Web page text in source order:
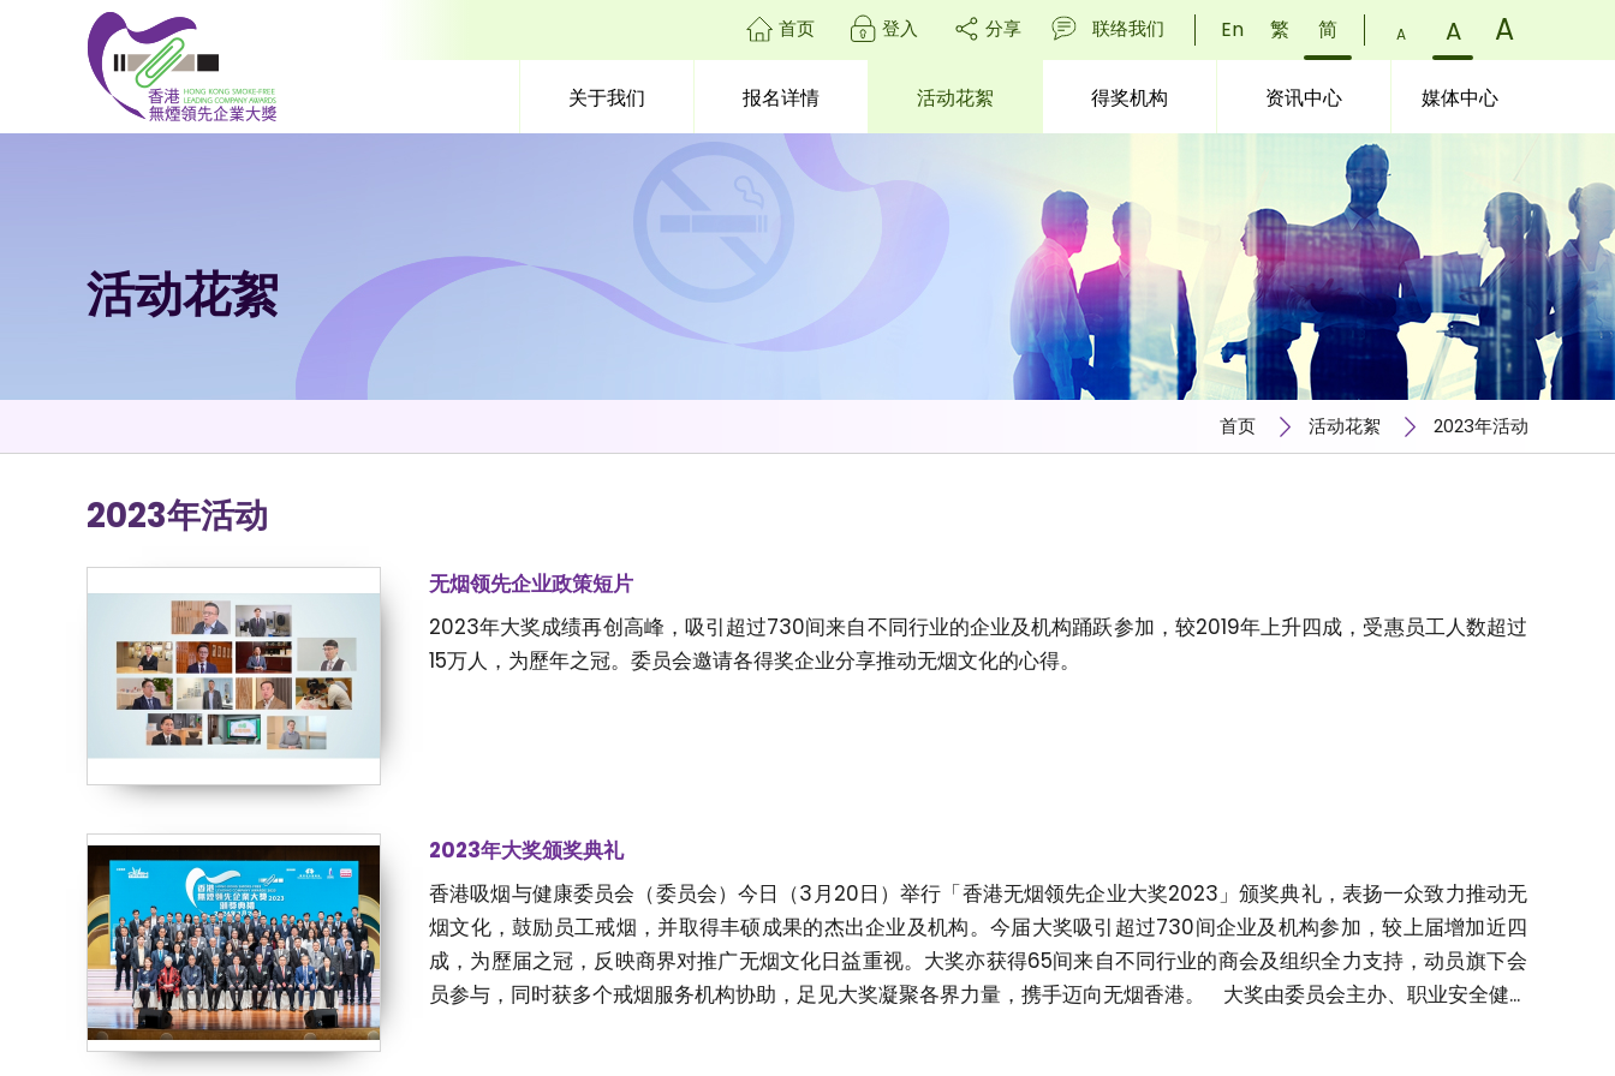
首页 登入 分享 联络我们 En 繁 简 字
大
小
(
A
字
体
大
小：
正
常
(
A)
字
体
小：
更
大
(
A
关于我们 报名详情 活动花絮 得奖机构 资讯中心 媒体中心
活动花絮
首页 活动花絮 2023年活动
2023年活动
无烟领先企业政策短片
2023年大奖成绩再创高峰，吸引超过730间来自不同行业的企业及机构踊跃参加，较2019年上升四成，受惠员工人数超过
15万人，为歷年之冠。委员会邀请各得奖企业分享推动无烟文化的心得。
2023年大奖颁奖典礼
香港吸烟与健康委员会（委员会）今日（3月20日）举行「香港无烟领先企业大奖2023」颁奖典礼，表扬一众致力推动无
烟文化，鼓励员工戒烟，并取得丰硕成果的杰出企业及机构。今届大奖吸引超过730间企业及机构参加，较上届增加近四
成，为歷届之冠，反映商界对推广无烟文化日益重视。大奖亦获得65间来自不同行业的商会及组织全力支持，动员旗下会
员参与，同时获多个戒烟服务机构协助，足见大奖凝聚各界力量，携手迈向无烟香港。 大奖由委员会主办、职业安全健...